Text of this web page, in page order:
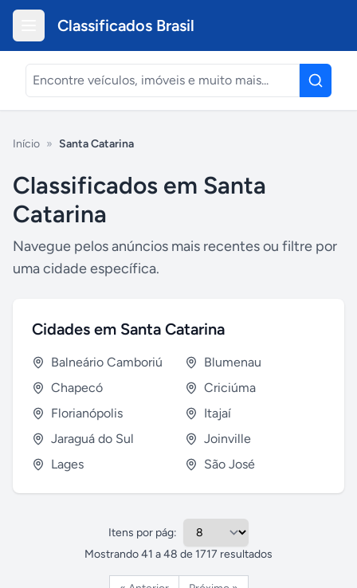
Classificados Brasil
Início » Santa Catarina
Classificados em Santa
Catarina
Navegue pelos anúncios mais recentes ou filtre por
uma cidade específica.
Cidades em Santa Catarina
Balneário Camboriú
Blumenau
Chapecó
Criciúma
Florianópolis
Itajaí
Jaraguá do Sul
Joinville
Lages
São José
Itens por pág:
Mostrando41 a48 de 1717 resultados